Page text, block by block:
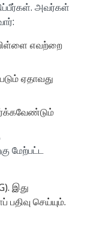
அவர்கள்
எவற்றை
ஏதாவது
மேற்பட்ட
இது
செய்யும்.